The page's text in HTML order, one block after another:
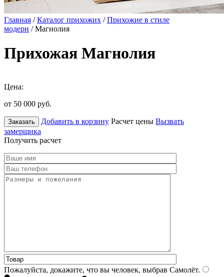
Главная /Каталог прихожих /Прихожие в стиле
модерн / Магнолия
Прихожая Магнолия
Цена:
от 50 000 руб.
Заказать Добавить в корзину Расчет цены Вызвать
замерщика
Получить расчет
Пожалуйста, докажите, что вы человек, выбрав Самолёт.